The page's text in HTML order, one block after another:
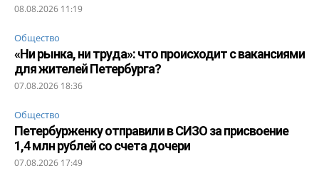
08.08.2026 11:19
Общество
«Ни рынка, ни труда»: что происходит с вакансиями
для жителей Петербурга?
07.08.2026 18:36
Общество
Петербурженку отправили в СИЗО за присвоение
1,4 млн рублей со счета дочери
07.08.2026 17:49